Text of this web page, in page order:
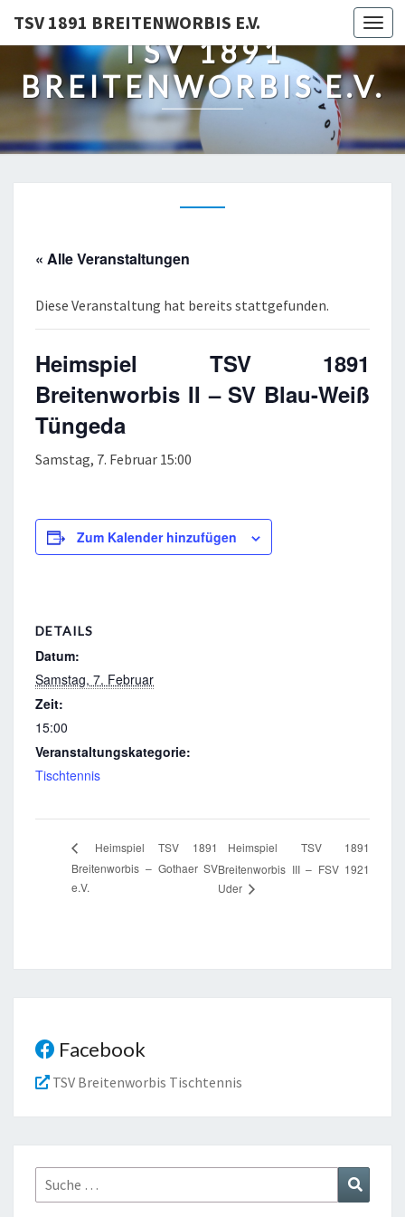
TSV 1891 BREITENWORBIS E.V.
TSV 1891
BREITENWORBIS E.V.
« Alle Veranstaltungen
Diese Veranstaltung hat bereits stattgefunden.
Heimspiel TSV 1891
Breitenworbis II – SV Blau-Weiß
Tüngeda
Samstag, 7. Februar 15:00
Zum Kalender hinzufügen
DETAILS
Datum:
Samstag, 7. Februar
Zeit:
15:00
Veranstaltungskategorie:
Tischtennis
Heimspiel TSV 1891
Breitenworbis – Gothaer SV
e.V.
Heimspiel TSV 1891
Breitenworbis III – FSV 1921
Uder
Facebook
TSV Breitenworbis Tischtennis
Suche
nach: